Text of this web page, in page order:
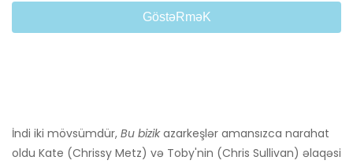
GöstəRməK
İndi iki mövsümdür, Bu bizikazarkeşlər amansızca narahat
oldu Kate (Chrissy Metz) və Toby'nin (Chris Sullivan) əlaqəsi